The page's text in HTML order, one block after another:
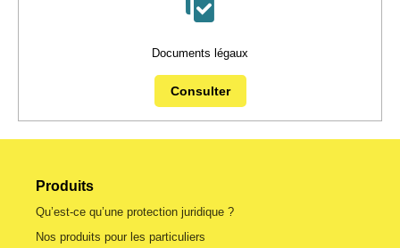
Documents légaux
Consulter
Produits
Qu’est-ce qu’une protection juridique ?
Nos produits pour les particuliers